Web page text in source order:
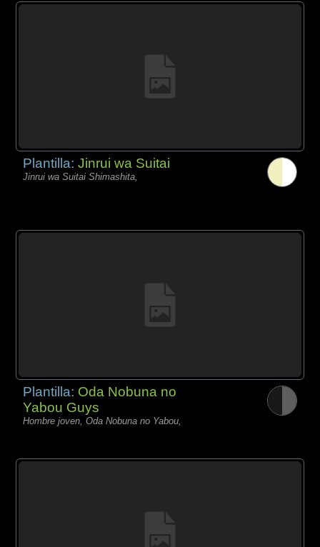
Plantilla:Jinrui wa Suitai
Jinrui wa Suitai Shimashita,
Plantilla: Oda Nobuna no
Yabou Guys
Hombre joven, Oda Nobuna no Yabou,